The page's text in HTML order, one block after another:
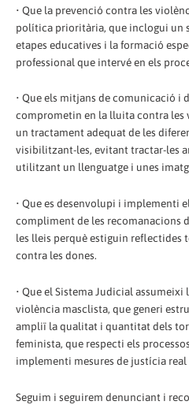
• Que la prevenció contra les
política prioritària, que inclogui un
etapes educatives i la formació
professional que intervé en els
• Que els mitjans de comunicació i
comprometin en la lluita contra les
un tractament adequat de les
visibilitzant-les, evitant tractar-les
utilitzant un llenguatge i unes
• Que es desenvolupi i implementi
compliment de les recomanacions
les lleis perquè estiguin reflectides
contra les dones.
• Que el Sistema Judicial
violència masclista, que generi
ampliï la qualitat i quantitat dels
feminista, que respecti els
implementi mesures de justícia real
Seguim i seguirem denunciant i